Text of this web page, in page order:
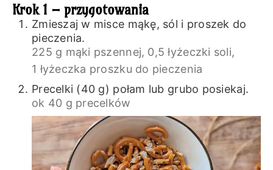
Krok 1 – przygotowania
Zmieszaj w misce mąkę, sól i proszek do
pieczenia.
225 g mąki pszennej, 0,5 łyżeczki soli,
1 łyżeczka proszku do pieczenia
Precelki (40 g) połam lub grubo posiekaj.
ok 40 g precelków